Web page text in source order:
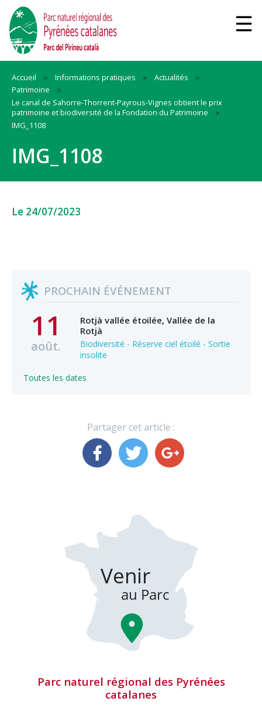
Accueil Informations pratiques
Actualités
Patrimoine
Le canal de Sahorre-Thorrent-Payrous-Vignes obtient le prix
patrimoine et biodiversité de la Fondation du Patrimoine
IMG_1108
IMG_1108
Le 24/07/2023
PROCHAIN ÉVÉNEMENT
11
août.
Rotjà vallée étoilée, Vallée de la
Rotjà
Biodiversité - Réserve ciel étoilé - Sortie
insolite
Toutes les dates
Partager cet article :
Parc naturel régional des Pyrénées
catalanes